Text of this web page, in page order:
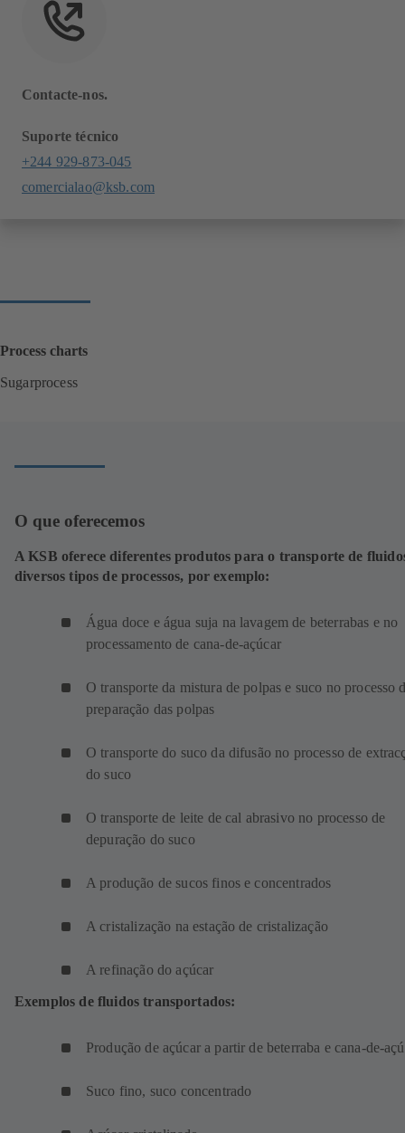
Contacte-nos.
Suporte técnico
+244 929-873-045
comercialao@ksb.com
Process charts
Sugarprocess(
e
u
a
n
O que oferecemos
A KSB oferece diferentes produtos para o transporte de
diversos tipos de processos, por exemplo:
Água doce e água suja na lavagem de beterrabas e no
processamento de cana-de-açúcar
O transporte da mistura de polpas e suco no processo
preparação das polpas
O transporte do suco da difusão no processo de
do suco
O transporte de leite de cal abrasivo no processo de
depuração do suco
A produção de sucos finos e concentrados
A cristalização na estação de cristalização
A refinação do açúcar
Exemplos de fluidos transportados:
Produção de açúcar a partir de beterraba e cana-de-
Suco fino, suco concentrado